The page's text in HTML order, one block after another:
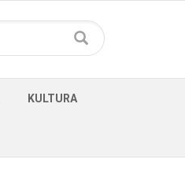
KULTURA